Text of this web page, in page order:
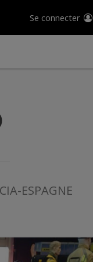
Se connecter
ESPAGNE